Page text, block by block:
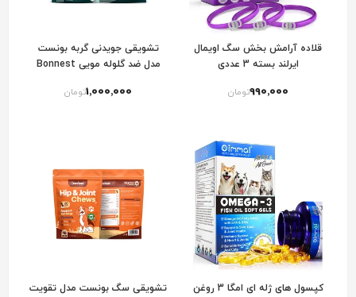
قلاده آرامش بخش سگ اویمال
ایرلند بسته 3 عددی
990٬000تومان
تشویقی جویدنی گربه بونست
مدل ضد گلوله مویی Bonnest
1٬000٬000تومان
کپسول های ژله ای امگا 3 روغن
تشویقی سگ بونست مدل تقویت